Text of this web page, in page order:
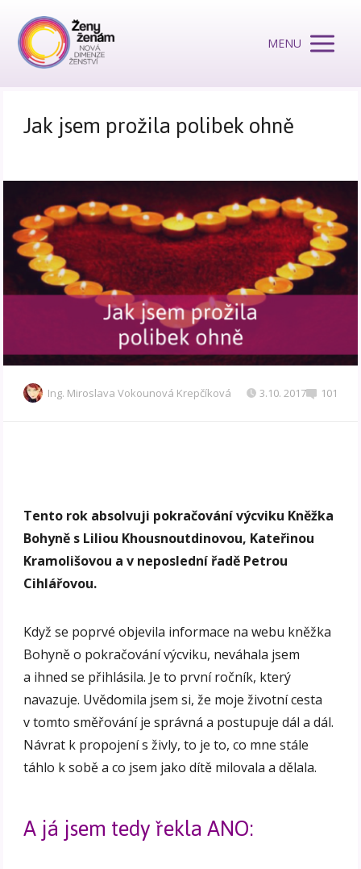
MENU
Jak jsem prožila polibek ohně
Ing. Miroslava Vokounová Krepčíková 3.10. 2017 101
Tento rok absolvuji pokračování výcviku Kněžka
Bohyně s Liliou Khousnoutdinovou, Kateřinou
Kramolišovou a v neposlední řadě Petrou
Cihlářovou.
Když se poprvé objevila informace na webu kněžka
Bohyně o pokračování výcviku, neváhala jsem
a ihned se přihlásila. Je to první ročník, který
navazuje. Uvědomila jsem si, že moje životní cesta
v tomto směřování je správná a postupuje dál a dál.
Návrat k propojení s živly, to je to, co mne stále
táhlo k sobě a co jsem jako dítě milovala a dělala.
A já jsem tedy řekla ANO: